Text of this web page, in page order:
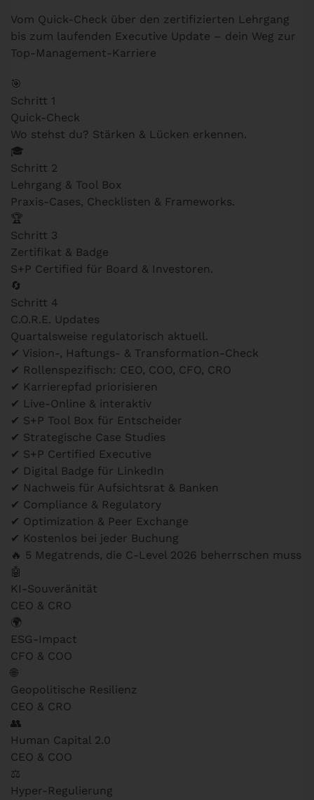
Vom Quick-Check über den zertifizierten Lehrgang
bis zum laufenden Executive Update – dein Weg zur
Top-Management-Karriere
🎯
Schritt 1
Quick-Check
Wo stehst du? Stärken & Lücken erkennen.
🎓
Schritt 2
Lehrgang & Tool Box
Praxis-Cases, Checklisten & Frameworks.
🏆
Schritt 3
Zertifikat & Badge
S+P Certified für Board & Investoren.
🔄
Schritt 4
C.O.R.E. Updates
Quartalsweise regulatorisch aktuell.
✔ Vision-, Haftungs- & Transformation-Check
✔ Rollenspezifisch: CEO, COO, CFO, CRO
✔ Karrierepfad priorisieren
✔ Live-Online & interaktiv
✔ S+P Tool Box für Entscheider
✔ Strategische Case Studies
✔ S+P Certified Executive
✔ Digital Badge für LinkedIn
✔ Nachweis für Aufsichtsrat & Banken
✔ Compliance & Regulatory
✔ Optimization & Peer Exchange
✔ Kostenlos bei jeder Buchung
🔥 5 Megatrends, die C-Level 2026 beherrschen muss
🤖
KI-Souveränität
CEO & CRO
🌍
ESG-Impact
CFO & COO
🌐
Geopolitische Resilienz
CEO & CRO
👥
Human Capital 2.0
CEO & COO
⚖️
Hyper-Regulierung